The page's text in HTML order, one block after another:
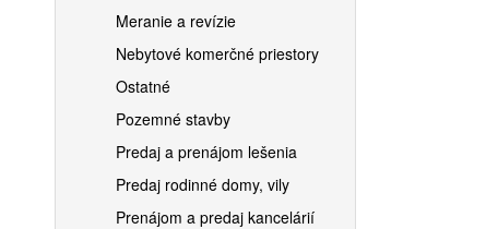
Meranie a revízie
Nebytové komerčné priestory
Ostatné
Pozemné stavby
Predaj a prenájom lešenia
Predaj rodinné domy, vily
Prenájom a predaj kancelárií